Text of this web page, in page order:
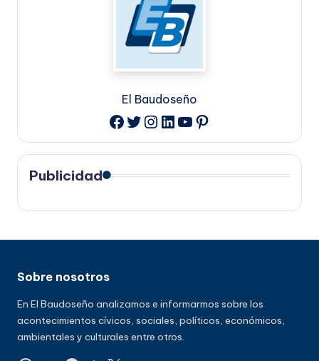
El Baudoseño
Facebook
Twitter
Instagram
LinkedIn
YouTube
Pinterest
Publicidad
Sobre nosotros
En El Baudoseño analizamos e informarmos sobre los
acontecimientos cívicos, sociales, políticos, económicos,
ambientales y culturales entre otros.